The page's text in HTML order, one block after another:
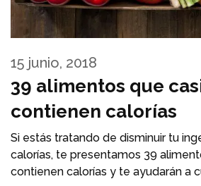
39 alimentos que
contienen calorías
15 junio, 2018
Si estás tratando de disminuir tu
calorías, te presentamos 39
contienen calorías y te ayudarán a